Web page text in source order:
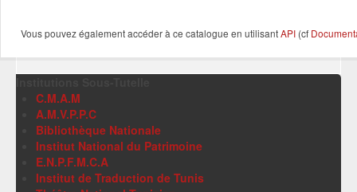
Vous pouvez également accéder à ce catalogue en utilisantAPI (cf
C.M.A.M
A.M.V.P.P.C
Bibliothèque Nationale
Institut National du Patrimoine
E.N.P.F.M.C.A
Institut de Traduction de Tunis